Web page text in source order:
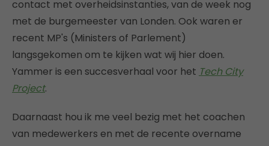
contact met overheidsinstanties, van de week nog
met de burgemeester van Londen. Ook waren er
recent MP's (Ministers of Parlement)
langsgekomen om te kijken wat wij hier doen.
Yammer is een succesverhaal voor het Tech City
Project.
Daarnaast hou ik me veel bezig met het coachen
van medewerkers en met de recente overname